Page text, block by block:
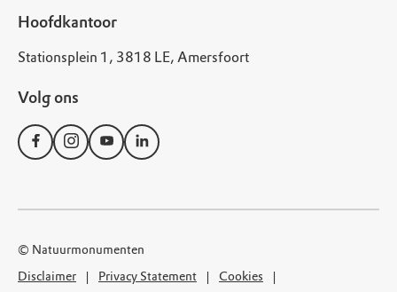
Hoofdkantoor
Stationsplein 1, 3818 LE, Amersfoort
Volg ons
© Natuurmonumenten
Disclaimer
Privacy Statement Cookies